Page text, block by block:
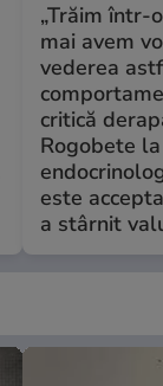
„Trăim într-
mai avem
vederea
critică
Rogobete
este
a stârnit